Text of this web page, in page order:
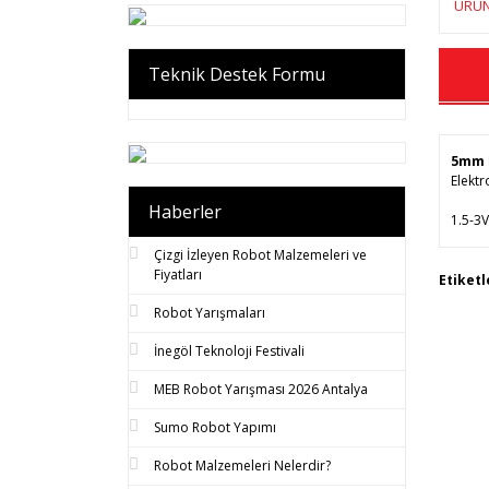
Teknik Destek Formu
Haberler
Çizgi İzleyen Robot Malzemeleri ve
Fiyatları
Robot Yarışmaları
İnegöl Teknoloji Festivali
MEB Robot Yarışması 2026 Antalya
Sumo Robot Yapımı
Robot Malzemeleri Nelerdir?
1.5-
Bu